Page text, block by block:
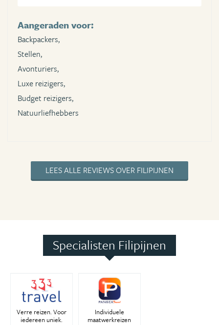
Aangeraden voor:
Backpackers,
Stellen,
Avonturiers,
Luxe reizigers,
Budget reizigers,
Natuurliefhebbers
LEES ALLE REVIEWS OVER FILIPIJNEN
Specialisten Filipijnen
Verre reizen. Voor
iedereen uniek.
Individuele
maatwerkreizen